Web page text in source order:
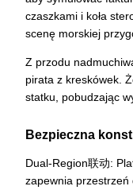
czaszkami i koła
scenę morskiej
Z przodu
pirata z kreskówek.
statku, pobudzając
Bezpieczna
Dual-Region联动:
zapewnia przestrzeń